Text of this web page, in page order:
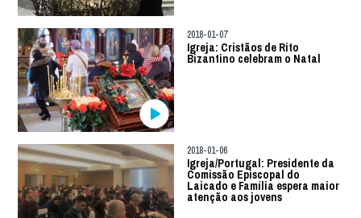
2018-01-07
Igreja: Cristãos de Rito
Bizantino celebram o Natal
2018-01-06
Igreja/Portugal: Presidente da
Comissão Episcopal do
Laicado e Família espera maior
atenção aos jovens